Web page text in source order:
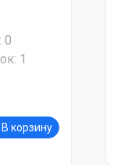
0
1
В корзину